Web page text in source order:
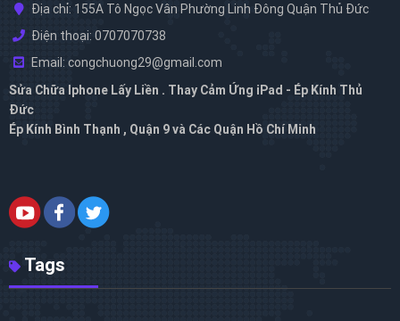
Địa chỉ: 155A Tô Ngọc Vân Phường Linh Đông Quận Thủ Đức
Điện thoại: 0707070738
Email: congchuong29@gmail.com
Sửa Chữa Iphone Lấy Liền . Thay Cảm Ứng iPad - Ép Kính Thủ
Đức
Ép Kính Bình Thạnh , Quận 9 và Các Quận Hồ Chí Minh
Tags